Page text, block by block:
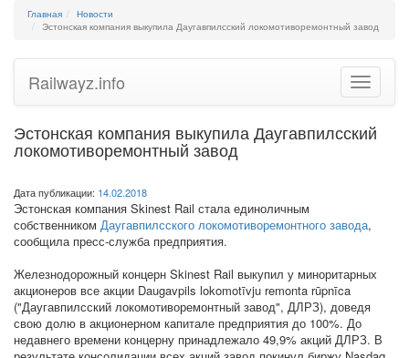
Главная
Новости
Эстонская компания выкупила Даугавпилсский локомотиворемонтный завод
Toggle
Railwayz.info
Эстонская компания выкупила Даугавпилсский
локомотиворемонтный завод
Дата публикации: 14.02.2018
Эстонская компания Skinest Rail стала единоличным
собственником Даугавпилсского локомотиворемонтного завода,
сообщила пресс-служба предприятия.
Железнодорожный концерн Skinest Rail выкупил у миноритарных
акционеров все акции Daugavpils lokomotīvju remonta rūpnīca
("Даугавпилсский локомотиворемонтный завод", ДЛРЗ), доведя
свою долю в акционерном капитале предприятия до 100%. До
недавнего времени концерну принадлежало 49,9% акций ДЛРЗ. В